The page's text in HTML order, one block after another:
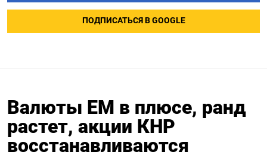
ПОДПИСАТЬСЯ В GOOGLE
Валюты ЕМ в плюсе, ранд
растет, акции КНР
восстанавливаются